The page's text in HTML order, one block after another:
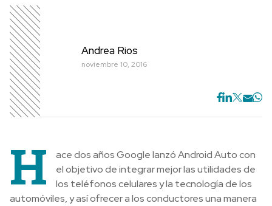
Andrea Rios
noviembre 10, 2016
H
ace dos años Google lanzó Android Auto con
el objetivo de integrar mejor las utilidades de
los teléfonos celulares y la tecnología de los
automóviles, y así ofrecer a los conductores una manera